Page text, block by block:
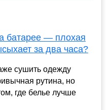
батарее — плохая
за два часа?
сушить одежду
рутина, но
где белье лучше